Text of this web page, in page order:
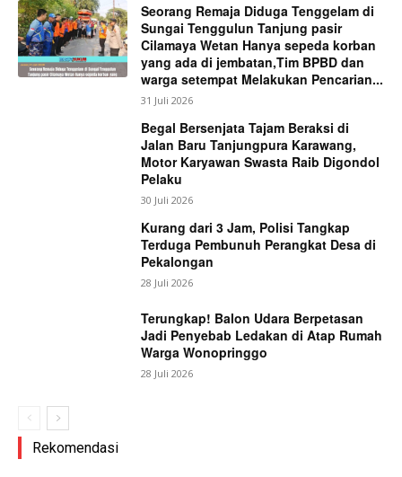
Seorang Remaja Diduga Tenggelam di
Sungai Tenggulun Tanjung pasir
Cilamaya Wetan Hanya sepeda korban
yang ada di jembatan,Tim BPBD dan
warga setempat Melakukan Pencarian...
31 Juli 2026
Begal Bersenjata Tajam Beraksi di
Jalan Baru Tanjungpura Karawang,
Motor Karyawan Swasta Raib Digondol
Pelaku
30 Juli 2026
Kurang dari 3 Jam, Polisi Tangkap
Terduga Pembunuh Perangkat Desa di
Pekalongan
28 Juli 2026
Terungkap! Balon Udara Berpetasan
Jadi Penyebab Ledakan di Atap Rumah
Warga Wonopringgo
28 Juli 2026
Rekomendasi